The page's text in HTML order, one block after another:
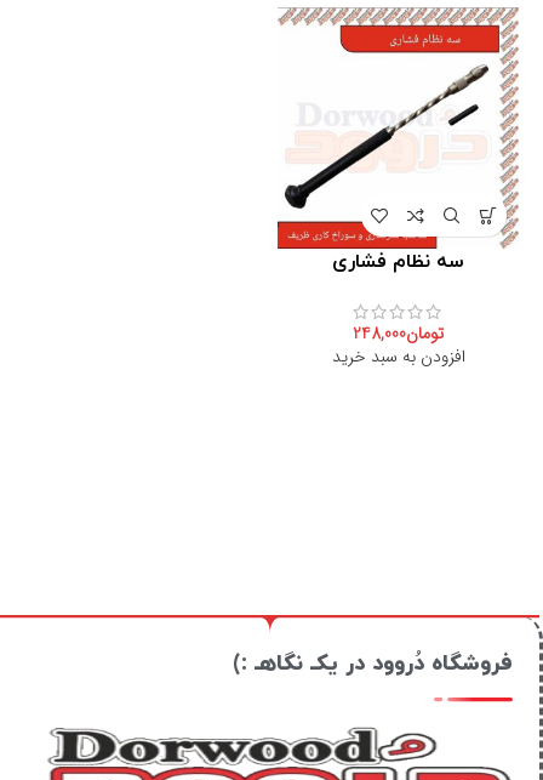
سه نظام فشاری
تومان248,000
افزودن به سبد خرید
فروشگاه دُروود در یکـ نگاهـ :)